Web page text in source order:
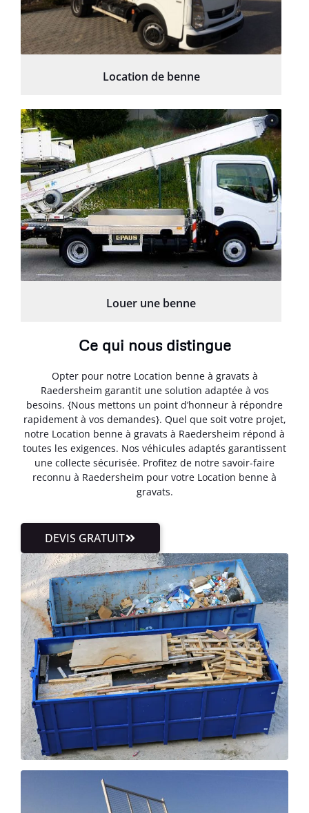
Location de benne
Louer une benne
Ce qui nous distingue
Opter pour notre Location benne à gravats à
Raedersheim garantit une solution adaptée à vos
besoins. {Nous mettons un point d’honneur à répondre
rapidement à vos demandes}. Quel que soit votre projet,
notre Location benne à gravats à Raedersheim répond à
toutes les exigences. Nos véhicules adaptés garantissent
une collecte sécurisée. Profitez de notre savoir-faire
reconnu à Raedersheim pour votre Location benne à
gravats.
DEVIS GRATUIT